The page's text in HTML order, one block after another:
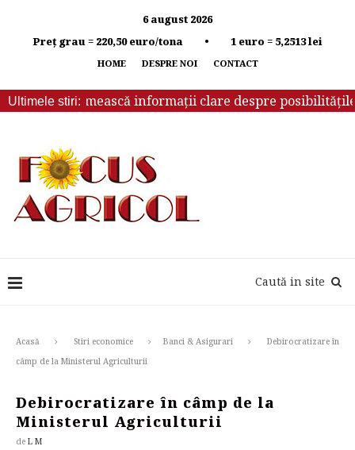
6 august 2026
Preț grau = 220,50 euro/tona • 1 euro = 5,2513 lei
HOME DESPRE NOI CONTACT
Ultimele stiri:
să primească informații clare despre posibilitățile
Caută in site
Acasă Stiri economice Banci & Asigurari
Debirocratizare în
câmp de la Ministerul Agriculturii
Debirocratizare în câmp de la
Ministerul Agriculturii
de L M